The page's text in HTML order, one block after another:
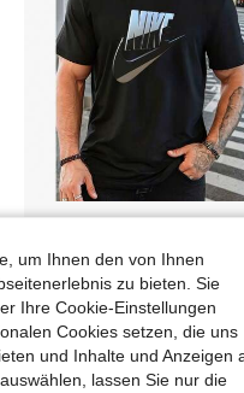
#2 Bestseller
13,65€
um Ihnen den von Ihnen
zu bieten. Sie
Ihre Cookie-Einstellungen
Cookies setzen, die uns
und Inhalte und Anzeigen
lassen Sie nur die